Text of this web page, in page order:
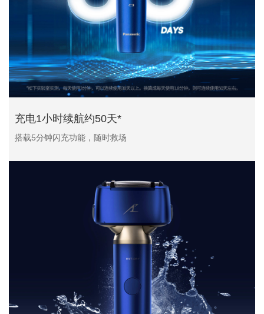
充电1小时续航约50天*
搭载5分钟闪充功能，随时救场